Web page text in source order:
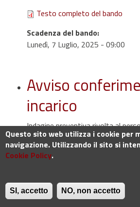
Testo completo del bando
Scadenza del bando:
Lunedì, 7 Luglio, 2025 - 09:00
Avviso
incarico
Indagine preventiva rivolta al
sensi dell’art. 3 lett. b) del
d’opera per l’affidamento a terzi
all’Università di incarichi di
Oggetto :
Dipartimento di Medicina
Questo sito web utilizza i cookie per
navigazione. Utilizzando il sito si
Cookie Policy.
SI, accetto NO, non accetto